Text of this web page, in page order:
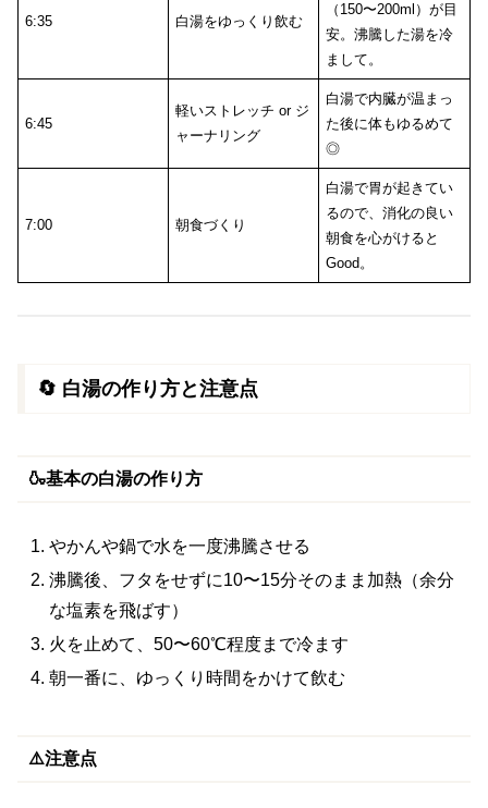
6:35 白湯をゆっくり飲む
（150〜200ml）が目
安。沸騰した湯を冷
まして。
6:45
軽いストレッチ or ジ
ャーナリング
白湯で内臓が温まっ
た後に体もゆるめて
◎
7:00 朝食づくり
白湯で胃が起きてい
るので、消化の良い
朝食を心がけると
Good。
🔄 白湯の作り方と注意点
🍶基本の白湯の作り方
やかんや鍋で水を一度沸騰させる
沸騰後、フタをせずに10〜15分そのまま加熱（余分
な塩素を飛ばす）
火を止めて、50〜60℃程度まで冷ます
朝一番に、ゆっくり時間をかけて飲む
⚠️注意点